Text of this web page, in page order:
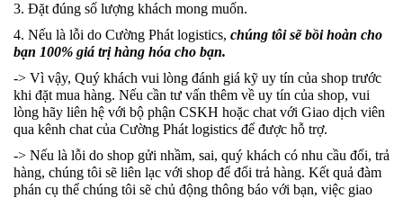
3. Đặt đúng số lượng khách mong muốn.
4. Nếu là lỗi do Cường Phát logistics, chúng tôi sẽ bồi hoàn cho
bạn 100% giá trị hàng hóa cho bạn.
-> Vì vậy, Quý khách vui lòng đánh giá kỹ uy tín của shop trước
khi đặt mua hàng. Nếu cần tư vấn thêm về uy tín của shop, vui
lòng hãy liên hệ với bộ phận CSKH hoặc chat với Giao dịch viên
qua kênh chat của Cường Phát logistics để được hỗ trợ.
-> Nếu là lỗi do shop gửi nhầm, sai, quý khách có nhu cầu đổi, trả
hàng, chúng tôi sẽ liên lạc với shop để đổi trả hàng. Kết quả đàm
phán cụ thể chúng tôi sẽ chủ động thông báo với bạn, việc giao